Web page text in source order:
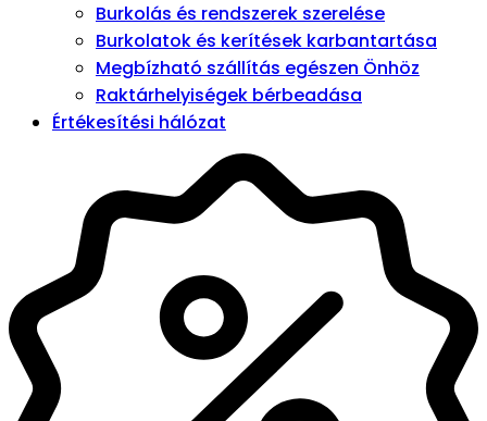
Burkolás és rendszerek szerelése
Burkolatok és kerítések karbantartása
Megbízható szállítás egészen Önhöz
Raktárhelyiségek bérbeadása
Értékesítési hálózat